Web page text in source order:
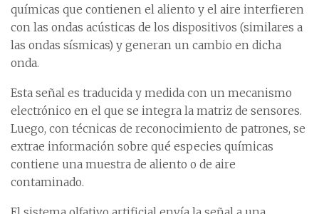
químicas que contienen el aliento y el aire interfieren
con las ondas acústicas de los dispositivos (similares a
las ondas sísmicas) y generan un cambio en dicha
onda.
Esta señal es traducida y medida con un mecanismo
electrónico en el que se integra la matriz de sensores.
Luego, con técnicas de reconocimiento de patrones, se
extrae información sobre qué especies químicas
contiene una muestra de aliento o de aire
contaminado.